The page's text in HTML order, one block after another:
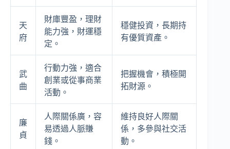
天
府
財庫豐盈，理財
能力強，財運穩
定。
穩健投資，長期持
有優質資產。
武
曲
行動力強，適合
創業或從事商業
活動。
把握機會，積極開
拓財源。
廉
貞
人際關係廣，容
易透過人脈賺
錢。
維持良好人際關
係，多參與社交活
動。